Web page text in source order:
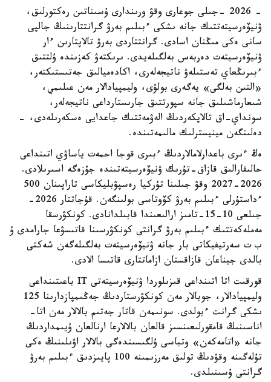
- 2026 -جىلى جوعارى وقۋ ورىندارى ۇسىناتىن رەكتورلىق،
ۋنيۆەرسيتەتتىك جانە ىشكى ءبىلىم بەرۋ گرانتتارىنىڭ جالپى
سانى ەكى مىڭنان اسادى. گرانتتاردى بەرۋ تالاپتارىن ءار
ۋنيۆەرسيتەت دەربەس بەلگىلەيدى. ىرىكتەۋ كەزىندە ۇلتتىق
ءبىرىڭعاي تەستىلەۋ ناتيجەلەرى، اكادەميالىق جەتىستىكتەر،
«التىن بەلگى» يەگەرى بولۋى، وليمپيادالار مەن عىلىمي،
شىعارماشىلىق جانە سپورتتىق جارىستارداعى ناتيجەلەر،
سونداي-اق تالاپكەردىڭ الەۋمەتتىك جاعدايى ەسكەرىلەدى، -
دەلىنگەن مينيسترلىك مالىمەتىندە.
ەڭ ءىرى باعدارلامالاردىڭ ءبىرى قوجا احمەت ياساۋي اتىنداعى
حالىقارالىق قازاق-تۇرىك ۋنيۆەرسيتەتىندە جۇزەگە اسىرىلادى.
2026-2027 وقۋ جىلىنا تۇركيا رەسپۋبليكاسى تاراپىنان 500
ءداستۇرلى ءبىلىم بەرۋ كۆوتاسى بولىنگەن. قۇجاتتار 2026-
جىلعى 10-15-تامىز ارالىعىندا قابىلدانادى. كونكۋرسقا
مەملەكەتتىك ءبىلىم بەرۋ گرانتى كونكۋرسىنا قاتىسۋعا جارامدى ۇ
ب ت سەرتيفيكاتى بار جانە ۋنيۆەرسيتەت بەلگىلەگەن شەكتى
بالدى جيناعان قازاقستان ازاماتتارى قاتىسا الادى.
قورقىت اتا اتىنداعى قىزىلوردا ۋنيۆەرسيتەتى IT باعىتىنداعى
وليمپيادالار، جوبالار مەن كونكۋرستاردىڭ جەڭىمپازدارىنا 125
ىشكى گرانت ءبولدى. سونىمەن قاتار جەتىم بالالار مەن اتا-
اناسىنىڭ قامقورلىعىنسىز قالعان بالالارعا ارنالعان ۇيىمداردىڭ
جانە «اتامەكەن» وتباسى ۇلگىسىندەگى بالالار اۋىلىنىڭ ەكى
تۇلەگىنە وقۋدىڭ تولىق مەرزىمىنە 100 پايىزدىق ءبىلىم بەرۋ
گرانتى ۇسىنىلدى.